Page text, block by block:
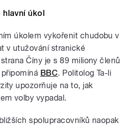
úkol
úkolem vykořenit chudobu v
v utužování stranické
Číny je s 89 miliony členů
BBC. Politolog Ta-li
upozorňuje na to, jak
volby vypadal.
spolupracovníků naopak